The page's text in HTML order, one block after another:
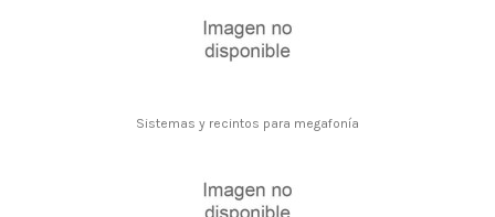
Sistemas y recintos para megafonía